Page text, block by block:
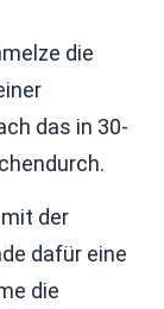
die
das in 30-
der
dafür eine
die